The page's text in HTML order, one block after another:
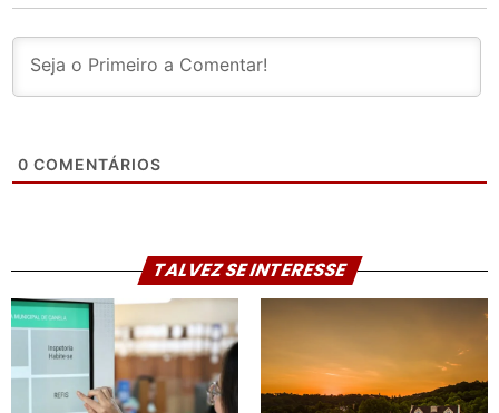
0 COMENTÁRIOS
TALVEZ SE INTERESSE